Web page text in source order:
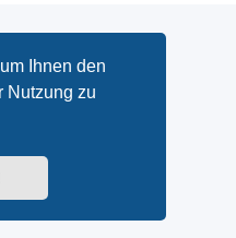
Ihnen den
Nutzung zu